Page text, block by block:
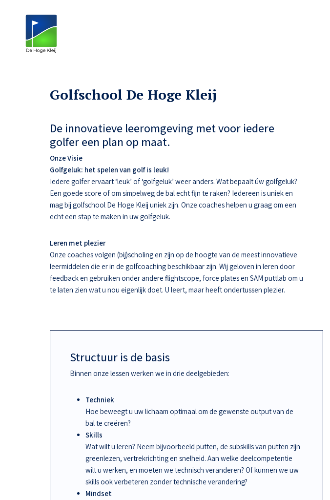
Golfschool De Hoge Kleij
De innovatieve leeromgeving met voor iedere
golfer een plan op maat.
Onze Visie
Golfgeluk: het spelen van golf is leuk!
Iedere golfer ervaart ‘leuk’ of ‘golfgeluk’ weer anders. Wat bepaalt úw golfgeluk?
Een goede score of om simpelweg de bal echt fijn te raken? Iedereen is uniek en
mag bij golfschool De Hoge Kleij uniek zijn. Onze coaches helpen u graag om een
echt een stap te maken in uw golfgeluk.
Leren met plezier
Onze coaches volgen (bij)scholing en zijn op de hoogte van de meest innovatieve
leermiddelen die er in de golfcoaching beschikbaar zijn. Wij geloven in leren door
feedback en gebruiken onder andere flightscope, force plates en SAM puttlab om u
te laten zien wat u nou eigenlijk doet. U leert, maar heeft ondertussen plezier.
Structuur is de basis
Binnen onze lessen werken we in drie deelgebieden:
Techniek
Hoe beweegt u uw lichaam optimaal om de gewenste output van de
bal te creëren?
Skills
Wat wilt u leren? Neem bijvoorbeeld putten, de subskills van putten zijn
greenlezen, vertrekrichting en snelheid. Aan welke deelcompetentie
wilt u werken, en moeten we technisch veranderen? Of kunnen we uw
skills ook verbeteren zonder technische verandering?
Mindset